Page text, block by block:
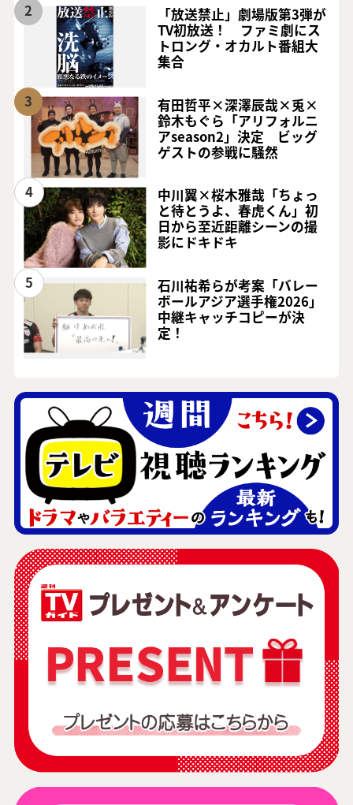
2
「放送禁止」劇場版第3弾が
TV初放送！ ファミ劇にス
トロング・オカルト番組大
集合
3
有田哲平×深澤辰哉×兎×
鈴木もぐら「アリフォルニ
アseason2」決定 ビッグ
ゲストの参戦に騒然
4
中川翼×桜木雅哉「ちょっ
と待とうよ、春虎くん」初
日から至近距離シーンの撮
影にドキドキ
5
石川祐希らが考案「バレー
ボールアジア選手権2026」
中継キャッチコピーが決
定！